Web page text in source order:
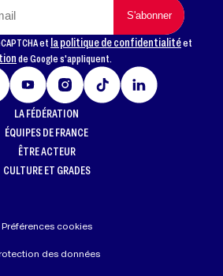
et la politique de confidentialitéet
de Google s'appliquent.
LA FÉDÉRATION
ÉQUIPES DE FRANCE
ÊTRE ACTEUR
CULTURE ET GRADES
Préférences cookies
des données